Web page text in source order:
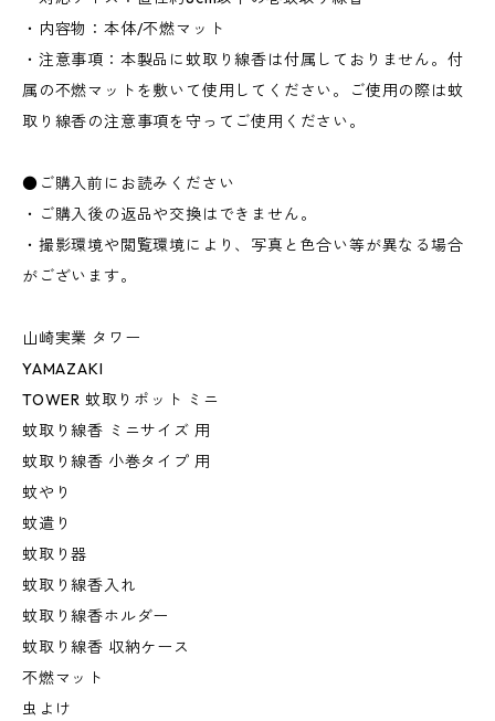
・内容物：本体/不燃マット
・注意事項：本製品に蚊取り線香は付属しておりません。付
属の不燃マットを敷いて使用してください。ご使用の際は蚊
取り線香の注意事項を守ってご使用ください。
●ご購入前にお読みください
・ご購入後の返品や交換はできません。
・撮影環境や閲覧環境により、写真と色合い等が異なる場合
がございます。
山崎実業 タワー
YAMAZAKI
TOWER 蚊取りポット ミニ
蚊取り線香 ミニサイズ 用
蚊取り線香 小巻タイプ 用
蚊やり
蚊遣り
蚊取り器
蚊取り線香入れ
蚊取り線香ホルダー
蚊取り線香 収納ケース
不燃マット
虫よけ